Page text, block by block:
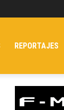
REPORTAJES